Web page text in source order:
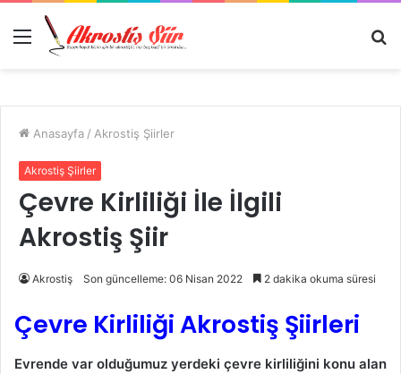
Menü
Anasayfa / Akrostiş Şiirler
Akrostiş Şiirler
Çevre Kirliliği İle İlgili
Akrostiş Şiir
Akrostiş Son güncelleme: 06 Nisan 2022 2 dakika okuma süresi
Çevre Kirliliği Akrostiş Şiirleri
Evrende var olduğumuz yerdeki çevre kirliliğini konu alan